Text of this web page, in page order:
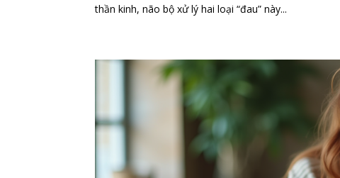
thần kinh, não bộ xử lý hai loại “đau” này...